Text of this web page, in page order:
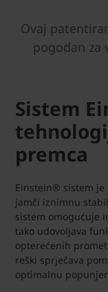
Ovaj
pogodan za
Sistem
premca
Einstein® sistem je
jamči iznimnu
sistem omogućuje
tako udovoljava
opterećenih
reški sprječava
optimalnu